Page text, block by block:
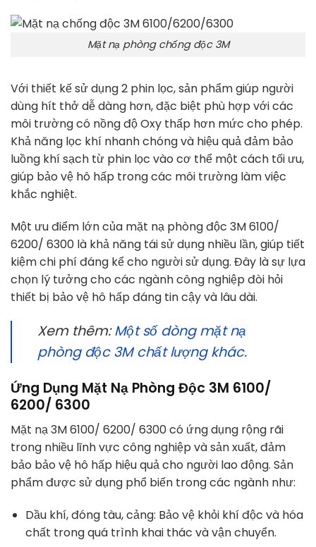
Mặt nạ phòng chống độc 3M
Với thiết kế sử dụng 2 phin lọc, sản phẩm giúp người
dùng hít thở dễ dàng hơn, đặc biệt phù hợp với các
môi trường có nồng độ Oxy thấp hơn mức cho phép.
Khả năng lọc khí nhanh chóng và hiệu quả đảm bảo
luồng khí sạch từ phin lọc vào cơ thể một cách tối ưu,
giúp bảo vệ hô hấp trong các môi trường làm việc
khắc nghiệt.
Một ưu điểm lớn của mặt nạ phòng độc 3M 6100/
6200/ 6300 là khả năng tái sử dụng nhiều lần, giúp tiết
kiệm chi phí đáng kể cho người sử dụng. Đây là sự lựa
chọn lý tưởng cho các ngành công nghiệp đòi hỏi
thiết bị bảo vệ hô hấp đáng tin cậy và lâu dài.
Xem thêm:Một số dòng mặt nạ
phòng độc 3M chất lượng khác.
Ứng Dụng Mặt Nạ Phòng Độc 3M 6100/
6200/ 6300
Mặt nạ 3M 6100/ 6200/ 6300 có ứng dụng rộng rãi
trong nhiều lĩnh vực công nghiệp và sản xuất, đảm
bảo bảo vệ hô hấp hiệu quả cho người lao động. Sản
phẩm được sử dụng phổ biến trong các ngành như:
Dầu khí, đóng tàu, cảng: Bảo vệ khỏi khí độc và hóa
chất trong quá trình khai thác và vận chuyển.